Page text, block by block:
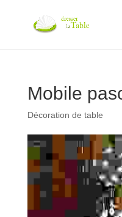
Mobile
Décoration de table